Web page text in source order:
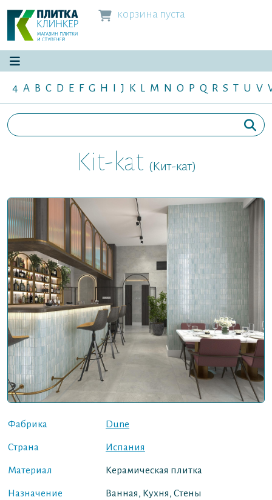
корзина пуста
4 A B C D E F G H I J K L M N O P Q R S T U V
Kit-kat (Кит-кат)
Фабрика Dune
Страна Испания
Материал Керамическая плитка
Назначение Ванная, Кухня, Стены